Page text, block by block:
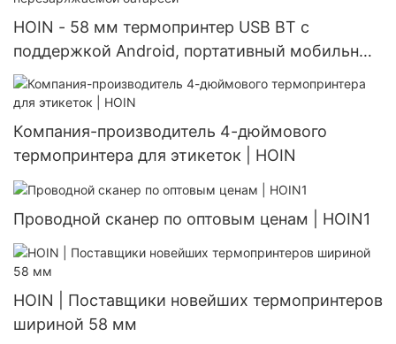
HOIN - 58 мм термопринтер USB BT с
поддержкой Android, портативный мобильный
чековый принтер с перезаряжаемой батареей
Компания-производитель 4-дюймового
термопринтера для этикеток | HOIN
Проводной сканер по оптовым ценам | HOIN1
HOIN | Поставщики новейших термопринтеров
шириной 58 мм